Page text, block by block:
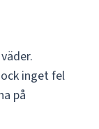
inget fel
på